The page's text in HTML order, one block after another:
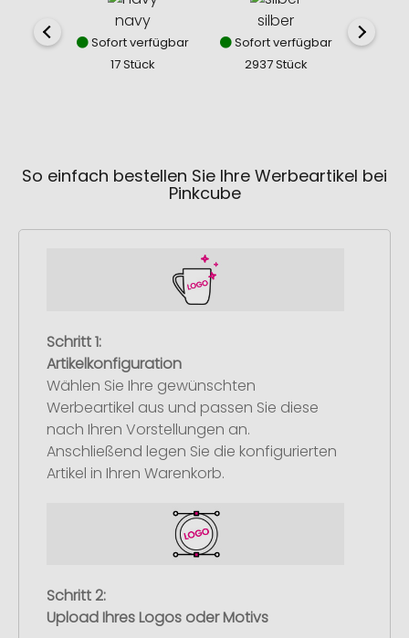
navy
Sofort verfügbar
17 Stück
silber
Sofort verfügbar
2937 Stück
So einfach bestellen Sie Ihre Werbeartikel bei
Pinkcube
Schritt 1:
Artikelkonfiguration
Wählen Sie Ihre gewünschten
Werbeartikel aus und passen Sie diese
nach Ihren Vorstellungen an.
Anschließend legen Sie die konfigurierten
Artikel in Ihren Warenkorb.
Schritt 2:
Upload Ihres Logos oder Motivs